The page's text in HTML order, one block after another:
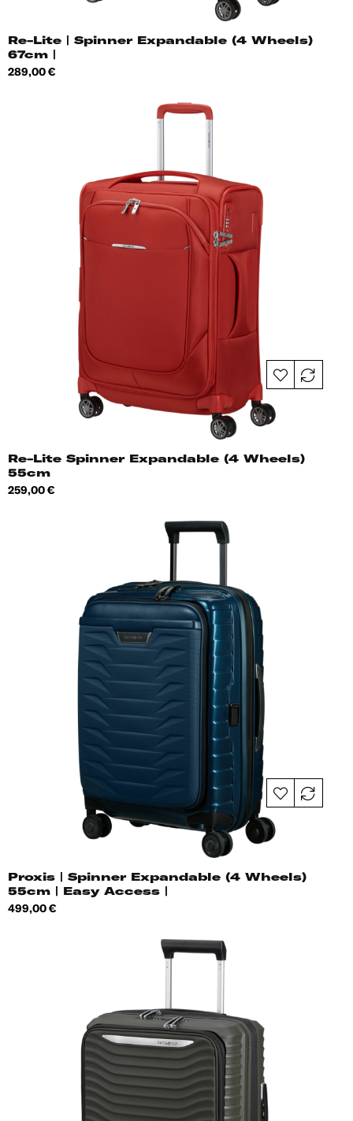
Re-Lite | Spinner Expandable (4 Wheels)
67cm |
Hind
289,00 €
Re-Lite Spinner Expandable (4 Wheels)
55cm
Hind
259,00 €
Proxis | Spinner Expandable (4 Wheels)
55cm | Easy Access |
Hind
499,00 €